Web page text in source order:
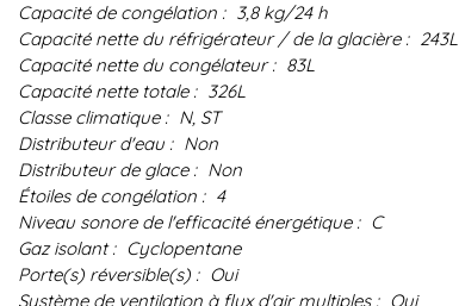
Capacité de congélation : 3,8 kg/24 h
Capacité nette du réfrigérateur / de la glacière : 243L
Capacité nette du congélateur : 83L
Capacité nette totale : 326L
Classe climatique : N, ST
Distributeur d'eau : Non
Distributeur de glace : Non
Étoiles de congélation : 4
Niveau sonore de l'efficacité énergétique : C
Gaz isolant : Cyclopentane
Porte(s) réversible(s) : Oui
Système de ventilation à flux d'air multiples : Oui